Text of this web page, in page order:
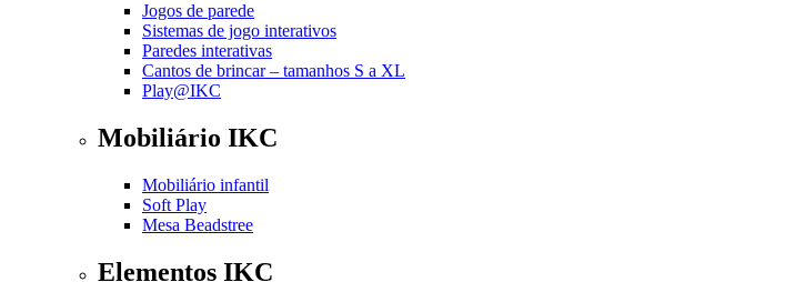
Jogos de parede
Sistemas de jogo interativos
Paredes interativas
Cantos de brincar – tamanhos S a XL
Play@IKC
Mobiliário IKC
Mobiliário infantil
Soft Play
Mesa Beadstree
Elementos IKC